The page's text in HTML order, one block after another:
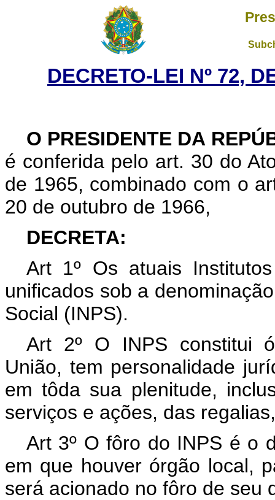
DECRETO-LEI Nº 72,
O PRESIDENTE DA
é conferida pelo art. 30 do
de 1965, combinado com o
20 de outubro de 1966,
DECRETA:
Art 1º Os atuais
unificados sob a
Social (INPS).
Art 2º O INPS constitui
União, tem personalidade
em tôda sua plenitude,
serviços e ações, das
Art 3º O fôro do INPS é o
em que houver órgão local,
será acionado no fôro de seu